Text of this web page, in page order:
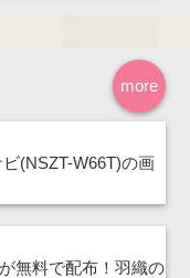
more
(NSZT-W66T)の画
無料で配布！羽織の